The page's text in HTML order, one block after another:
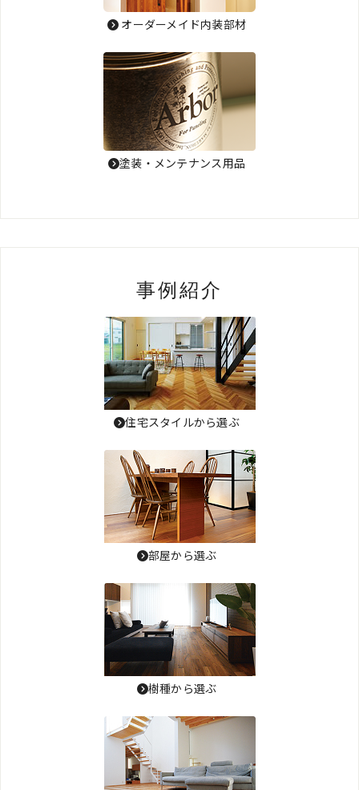
オーダーメイド内装部材
塗装・メンテナンス用品
事例紹介
住宅スタイルから選ぶ
部屋から選ぶ
樹種から選ぶ